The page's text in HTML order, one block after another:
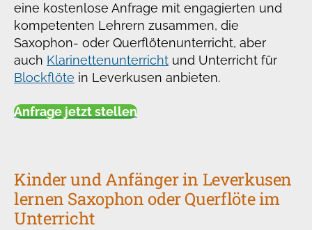
eine kostenlose Anfrage mit engagierten und
kompetenten Lehrern zusammen, die
Saxophon- oder Querflötenunterricht, aber
auch Klarinettenunterricht und Unterricht für
Blockflöte in Leverkusen anbieten.
Anfrage jetzt stellen
Kinder und Anfänger in Leverkusen
lernen Saxophon oder Querflöte im
Unterricht